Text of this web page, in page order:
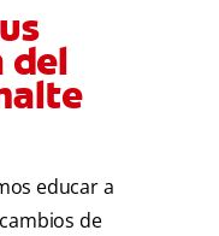
del
educar a
de